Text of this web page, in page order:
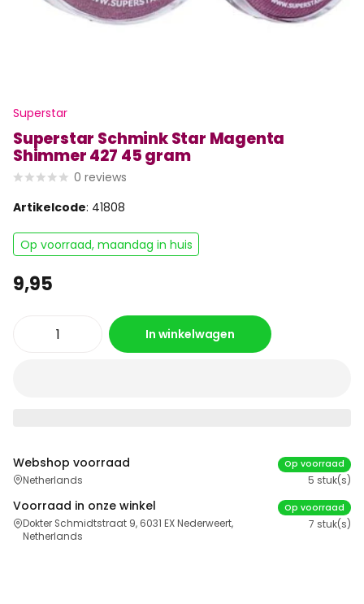
Superstar
Superstar Schmink Star Magenta
Shimmer 427 45 gram
0 reviews
Artikelcode: 41808
Op voorraad, maandag in huis
9,95
In winkelwagen
Webshop voorraad
Netherlands
Op voorraad
5 stuk(s)
Voorraad in onze winkel
Dokter Schmidtstraat 9, 6031 EX Nederweert,
Netherlands
Op voorraad
7 stuk(s)